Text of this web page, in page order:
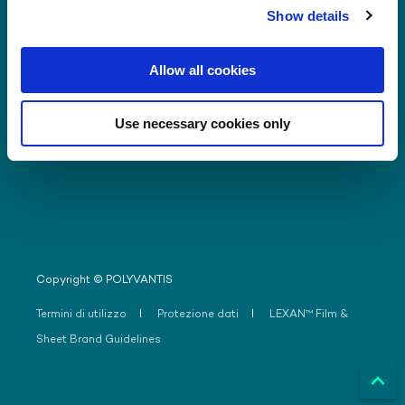
Show details
Allow all cookies
Use necessary cookies only
Portale del distributore
Localizzatore della
Copyright © POLYVANTIS
Termini di utilizzo Protezione dati LEXAN™ Film &
Sheet Brand Guidelines